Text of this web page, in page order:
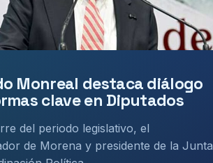
Monreal destaca diálogo
clave en Diputados
del periodo legislativo, el
de Morena y presidente de la Junta